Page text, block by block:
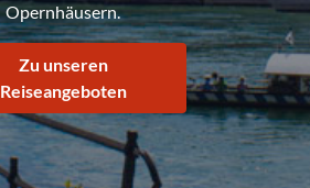
Opernhäusern.
Zu unseren
Reiseangeboten